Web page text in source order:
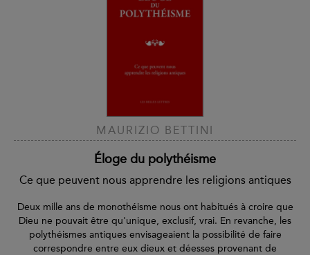
MAURIZIO BETTINI
Éloge du polythéisme
Ce que peuvent nous apprendre les religions antiques
Deux mille ans de monothéisme nous ont habitués à croire que
Dieu ne pouvait être qu'unique, exclusif, vrai. En revanche, les
polythéismes antiques envisageaient la possibilité de faire
correspondre entre eux dieux et déesses provenant de